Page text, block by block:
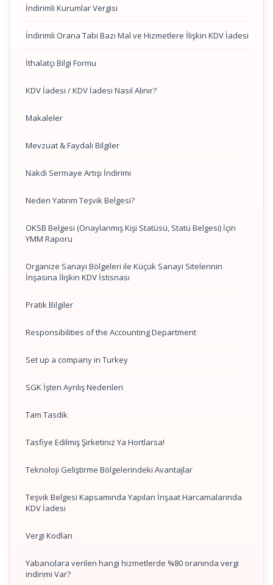
İndirimli Kurumlar Vergisi
İndirimli Orana Tabi Bazı Mal ve Hizmetlere İlişkin KDV İadesi
İthalatçı Bilgi Formu
KDV İadesi / KDV İadesi Nasıl Alınır?
Makaleler
Mevzuat & Faydalı Bilgiler
Nakdi Sermaye Artışı İndirimi
Neden Yatırım Teşvik Belgesi?
OKSB Belgesi (Onaylanmış Kişi Statüsü, Statü Belgesi) İçin
YMM Raporu
Organize Sanayi Bölgeleri ile Küçük Sanayi Sitelerinin
İnşasına İlişkin KDV İstisnası
Pratik Bilgiler
Responsibilities of the Accounting Department
Set up a company in Turkey
SGK İşten Ayrılış Nedenleri
Tam Tasdik
Tasfiye Edilmiş Şirketiniz Ya Hortlarsa!
Teknoloji Geliştirme Bölgelerindeki Avantajlar
Teşvik Belgesi Kapsamında Yapılan İnşaat Harcamalarında
KDV İadesi
Vergi Kodları
Yabancılara verilen hangi hizmetlerde %80 oranında vergi
indirimi Var?